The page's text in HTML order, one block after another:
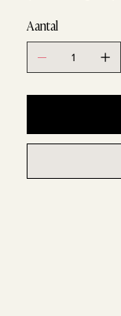
Aantal